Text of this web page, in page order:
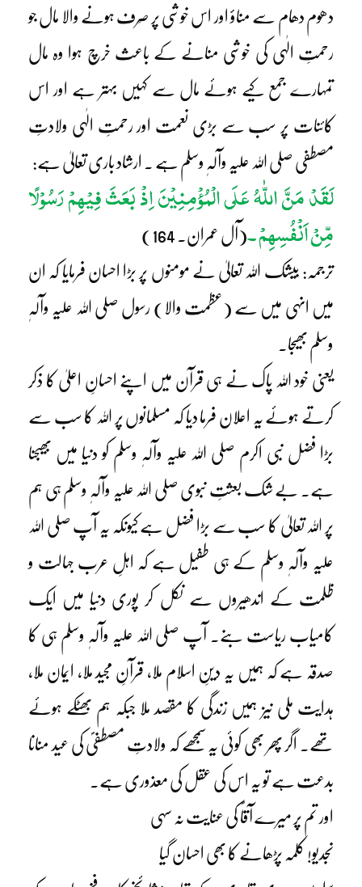
دھوم دھام سے مناؤ اور اس خوشی پر صَرف ہونے والا مال جو
رحمتِ الٰہی کی خوشی منانے کے باعث خرچ ہوا وہ مال
تمہارے جمع کیے ہوئے مال سے کہیں بہتر ہے اور اس
کائنات پر سب سے بڑی نعمت اور رحمتِ الٰہی ولادتِ
مصطفی صلی اللہ علیہ وآلہٖ وسلم ہے ۔ ارشاد باری تعالیٰ ہے:
لَقَدْ مَنَّ اللّٰہُ عَلَی الْمُؤْمِنِیْنَ اِذْ بَعَثَ فِیْہِمْ رَسُوْلًا
مِّنْ اَنْفُسِھِمْ ۔(آل عمران۔ 164)
ترجمہ: بیشک اللہ تعالیٰ نے مومنوں پر بڑا احسان فرمایا کہ ان
میں انہی میں سے (عظمت والا) رسول صلی اللہ علیہ وآلہٖ
وسلم بھیجا۔
یعنی خود اللہ پاک نے ہی قرآن میں اپنے احسانِ اعلیٰ کا ذکر
کرتے ہوئے یہ اعلان فرما دیا کہ مسلمانوں پر اللہ کا سب سے
بڑا فضل نبی اکرم صلی اللہ علیہ وآلہٖ وسلم کو دنیا میں بھیجنا
ہے۔ بے شک بعثتِ نبوی صلی اللہ علیہ وآلہٖ وسلم ہی ہم
پر اللہ تعالیٰ کا سب سے بڑا فضل ہے کیونکہ یہ آپ صلی اللہ
علیہ وآلہٖ وسلم کے ہی طفیل ہے کہ اہلِ عرب جہالت و
ظلمت کے اندھیروں سے نکل کر پوری دنیا میں ایک
کامیاب ریاست بنے۔ آپ صلی اللہ علیہ وآلہٖ وسلم ہی کا
صدقہ ہے کہ ہمیں یہ دینِ اسلام ملا، قرآنِ مجید ملا، ایمان ملا،
ہدایت ملی نیز ہمیں زندگی کا مقصد ملا جبکہ ہم بھٹکے ہوئے
تھے۔ اگر پھر بھی کوئی یہ سمجھے کہ ولادتِ مصطفیؐ کی عید منانا
بدعت ہے تو یہ اس کی عقل کی معذوری ہے۔
اور تم پر میرے آقاؐ کی عنایت نہ سہی
نجدیو! کلمہ پڑھانے کا بھی احسان گیا